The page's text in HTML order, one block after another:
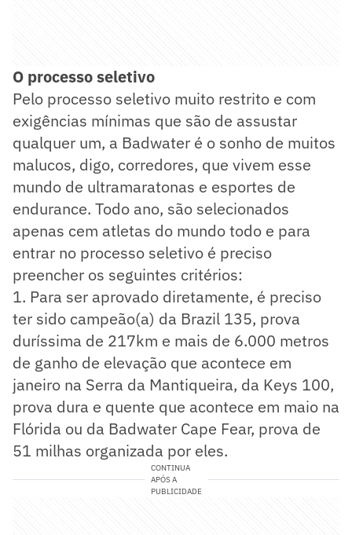
O processo seletivo
Pelo processo seletivo muito restrito e com
exigências mínimas que são de assustar
qualquer um, a Badwater é o sonho de muitos
malucos, digo, corredores, que vivem esse
mundo de ultramaratonas e esportes de
endurance. Todo ano, são selecionados
apenas cem atletas do mundo todo e para
entrar no processo seletivo é preciso
preencher os seguintes critérios:
1. Para ser aprovado diretamente, é preciso
ter sido campeão(a) da Brazil 135, prova
duríssima de 217km e mais de 6.000 metros
de ganho de elevação que acontece em
janeiro na Serra da Mantiqueira, da Keys 100,
prova dura e quente que acontece em maio na
Flórida ou da Badwater Cape Fear, prova de
51 milhas organizada por eles.
CONTINUA
APÓS A
PUBLICIDADE